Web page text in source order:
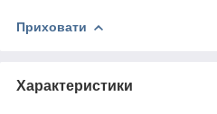
Приховати
Характеристики